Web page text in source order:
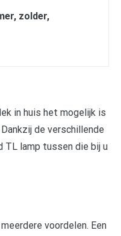
zolder,
in huis het mogelijk is
de verschillende
TL lamp tussen die bij u
voordelen. Een